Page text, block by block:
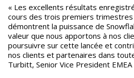
« Les excellents résultats
cours des trois premiers
démontrent la puissance de
valeur que nous apportons à nos
poursuivre sur cette lancée et
nos clients et partenaires dans
Turbitt, Senior Vice President